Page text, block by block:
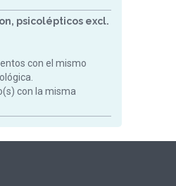
psicolépticos excl.
con el mismo
con la misma